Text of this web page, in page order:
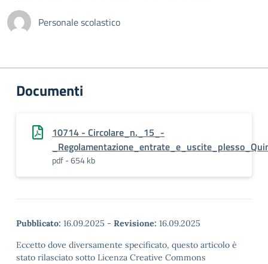
Personale scolastico
Documenti
10714 - Circolare_n._15_-
pdf - 654 kb
Pubblicato: 16.09.2025 - Revisione: 16.09.2025
Eccetto dove diversamente specificato, questo articolo è
stato rilasciato sotto Licenza Creative Commons